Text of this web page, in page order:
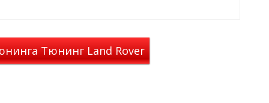
специально дляLand
Тюнинг Land Rover